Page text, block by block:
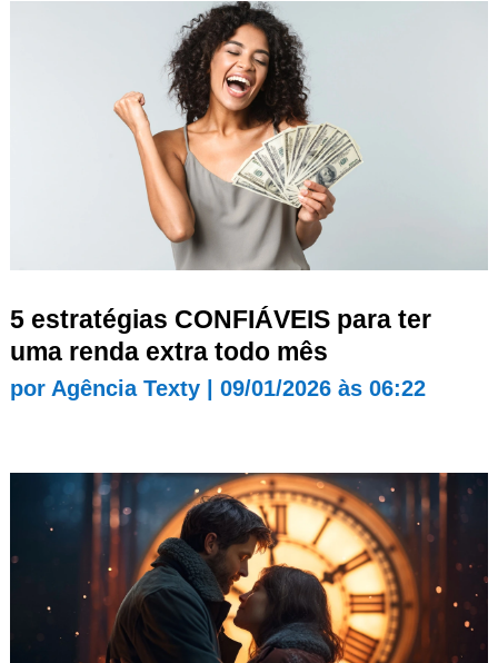
5 estratégias CONFIÁVEIS para ter
uma renda extra todo mês
por Agência Texty| 09/01/2026 às 06:22